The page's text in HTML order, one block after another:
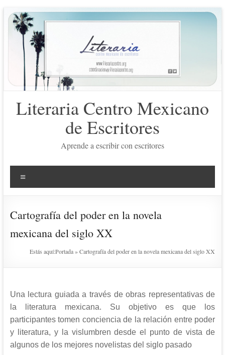
Saltar
contenido
Literaria Centro Mexicano
de Escritores
Aprende a escribir con escritores
Cartografía del poder en la novela
mexicana del siglo XX
Estás aquí:Portada»Cartografía del poder en la novela mexicana del siglo XX
Una lectura guiada a través de obras representativas de
la literatura mexicana. Su objetivo es que los
participantes tomen conciencia de la relación entre poder
y literatura, y la vislumbren desde el punto de vista de
algunos de los mejores novelistas del siglo pasado